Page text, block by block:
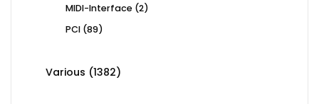
MIDI-Interface 22
PCI 8989
Various 13821382